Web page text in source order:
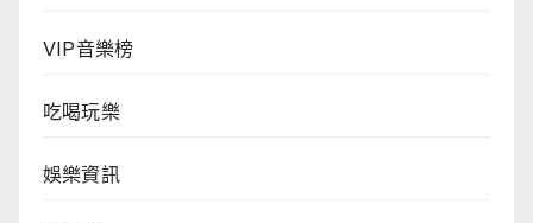
VIP音樂榜
吃喝玩樂
娛樂資訊